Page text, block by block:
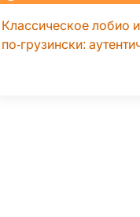
Классическое лобио
по-грузински: